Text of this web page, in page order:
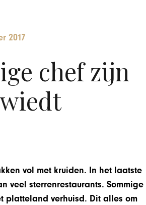
2017
chef zijn
vol met kruiden. In het laatste
veel sterrenrestaurants. Sommige
platteland verhuisd. Dit alles om